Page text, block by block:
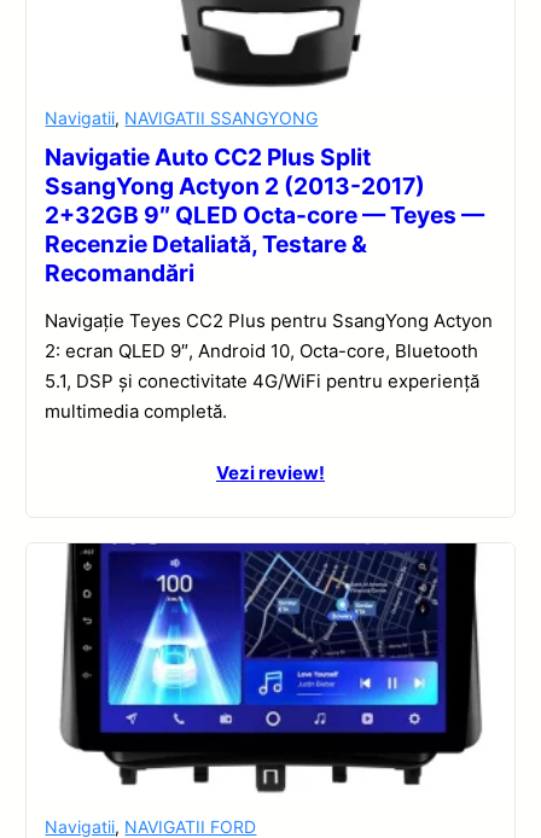
Navigatii, NAVIGATII SSANGYONG
Navigatie Auto CC2 Plus Split
SsangYong Actyon 2 (2013-2017)
2+32GB 9″ QLED Octa-core — Teyes —
Recenzie Detaliată, Testare &
Recomandări
Navigație Teyes CC2 Plus pentru SsangYong Actyon
2: ecran QLED 9″, Android 10, Octa-core, Bluetooth
5.1, DSP și conectivitate 4G/WiFi pentru experiență
multimedia completă.
Vezi review!
Navigatii, NAVIGATII FORD